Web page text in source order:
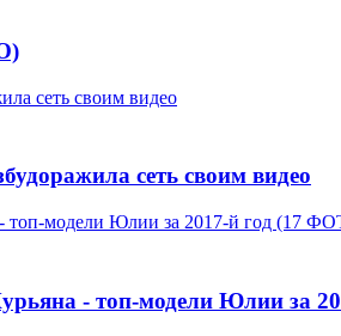
сеть своим видео
- топ-модели Юлии за